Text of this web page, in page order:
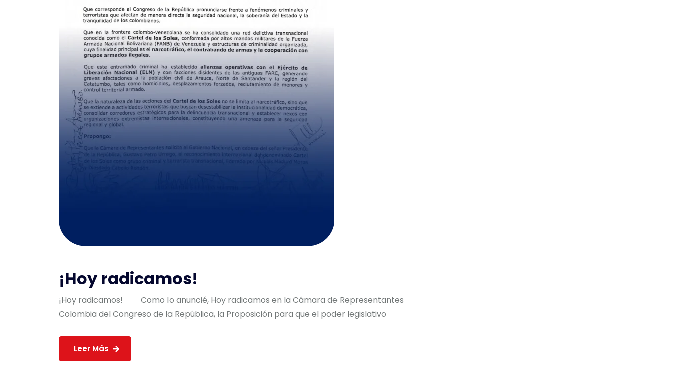
¡Hoy radicamos!
¡Hoy radicamos! Como lo anuncié, Hoy radicamos en la Cámara de Representantes
Colombia del Congreso de la República, la Proposición para que el poder legislativo
Leer Más